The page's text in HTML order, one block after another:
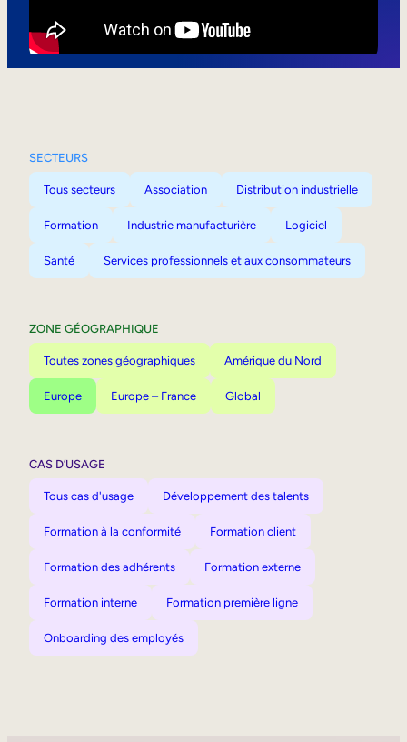
SECTEURS
Tous secteurs Association Distribution industrielle
Formation Industrie manufacturière Logiciel
Santé Services professionnels et aux consommateurs
ZONE GÉOGRAPHIQUE
Toutes zones géographiques Amérique du Nord
Europe Europe – France Global
CAS D’USAGE
Tous cas d'usage Développement des talents
Formation à la conformité Formation client
Formation des adhérents Formation externe
Formation interne Formation première ligne
Onboarding des employés